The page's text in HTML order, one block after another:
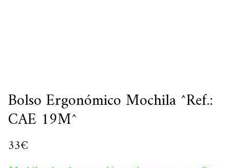
Bolso Ergonómico Mochila ^Ref.:
CAE 19M^
33€